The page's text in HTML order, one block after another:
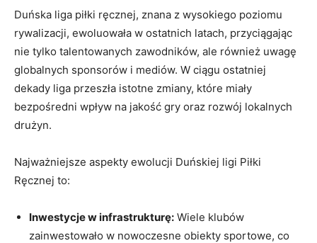
Duńska liga piłki ręcznej, znana z wysokiego poziomu
rywalizacji, ewoluowała w ostatnich latach, przyciągając
nie tylko talentowanych ‌zawodników, ale​ również‍ uwagę
globalnych sponsorów i mediów.⁣ W ciągu ostatniej
⁣dekady liga przeszła istotne zmiany, które miały
bezpośredni wpływ na​ jakość gry oraz​ rozwój lokalnych
drużyn.
Najważniejsze aspekty ewolucji Duńskiej ‌ligi Piłki
Ręcznej to:
Inwestycje w infrastrukturę: Wiele klubów
zainwestowało w nowoczesne obiekty sportowe, co